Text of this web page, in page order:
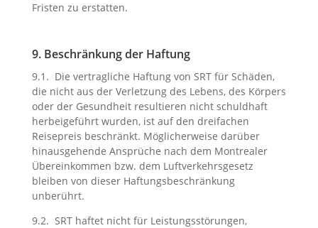
Fristen zu erstatten.
9. Beschränkung der Haftung
9.1. Die vertragliche Haftung von SRT für Schäden,
die nicht aus der Verletzung des Lebens, des Körpers
oder der Gesundheit resultieren nicht schuldhaft
herbeigeführt wurden, ist auf den dreifachen
Reisepreis beschränkt. Möglicherweise darüber
hinausgehende Ansprüche nach dem Montrealer
Übereinkommen bzw. dem Luftverkehrsgesetz
bleiben von dieser Haftungsbeschränkung
unberührt.
9.2. SRT haftet nicht für Leistungsstörungen,